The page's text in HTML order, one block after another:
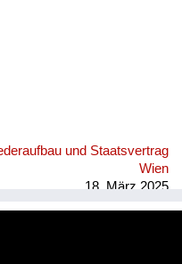
und Staatsvertrag
Wien
18. März 2025